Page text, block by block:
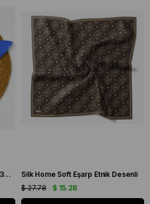
Flamlı Düz Pamuklu Tülbent IST 3434-25 Mavi Düz Desen
Silk Home Soft Eşarp Etnik Desenli
$ 15.28
$ 27.78